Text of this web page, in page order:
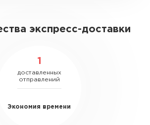
экспресс-доставки
1
доставленных
отправлений
Экономия времени